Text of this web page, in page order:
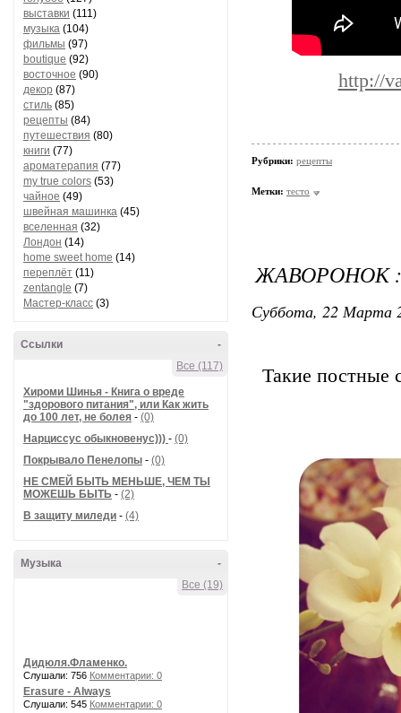
выставки (111)
музыка (104)
фильмы (97)
boutique (92)
восточное (90)
декор (87)
стиль (85)
рецепты (84)
путешествия (80)
книги (77)
ароматерапия (77)
my true colors (53)
чайное (49)
швейная машинка (45)
вселенная (32)
Лондон (14)
home sweet home (14)
переплёт (11)
zentangle (7)
Мастер-класс (3)
-
Ссылки
Все (117)
Хироми Шинья - Книга о вреде
"здорового питания", или Как жить
до 100 лет, не болея - (0)
Нарциссус обыкновенус))) - (0)
Покрывало Пенелопы - (0)
НЕ СМЕЙ БЫТЬ МЕНЬШЕ, ЧЕМ ТЫ
МОЖЕШЬ БЫТЬ - (2)
В защиту миледи - (4)
-
Музыка
Все (19)
Дидюля.Фламенко.
Слушали: 756 Комментарии: 0
Erasure - Always
Слушали: 545 Комментарии: 0
http://
Рубрики: рецепты
Метки: тесто
ЖАВОРОНОК
Суббота, 22 Марта
Такие постные